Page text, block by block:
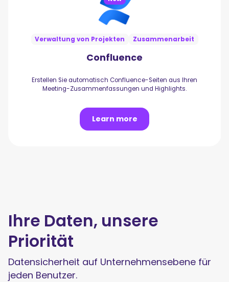
Verwaltung von Projekten Zusammenarbeit
Confluence
Erstellen Sie automatisch Confluence-Seiten aus Ihren
Meeting-Zusammenfassungen und Highlights.
Learn more
Ihre Daten, unsere
Priorität
Datensicherheit auf Unternehmensebene für
jeden Benutzer.